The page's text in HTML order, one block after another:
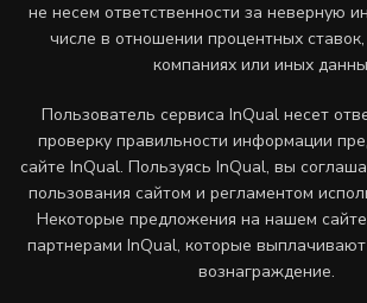
не несем ответственности за неверную
числе в отношении процентных
компаниях или иных
Пользователь сервиса InQual несет
проверку правильности информации
сайте InQual. Пользуясь InQual, вы
пользования сайтом и регламентом
Некоторые предложения на нашем
партнерами InQual, которые
вознаграждение.